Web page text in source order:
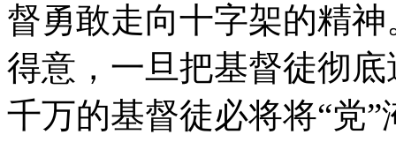
督勇敢走向十字架的精
得意，一旦把基督徒彻
千万的基督徒必将将“党”